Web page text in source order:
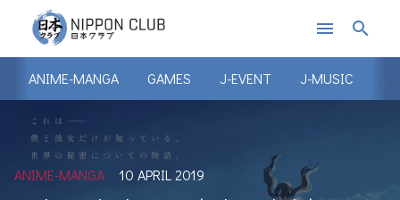
menu search
ANIME-MANGA GAMES J-EVENT J-MUSIC J-
ANIME-MANGA 10 APRIL 2019